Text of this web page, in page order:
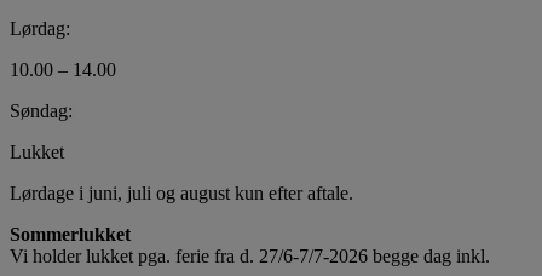
Lørdag:
10.00 – 14.00
Søndag:
Lukket
Lørdage i juni, juli og august kun efter aftale.
Sommerlukket
Vi holder lukket pga. ferie fra d. 27/6-7/7-2026 begge dag inkl.